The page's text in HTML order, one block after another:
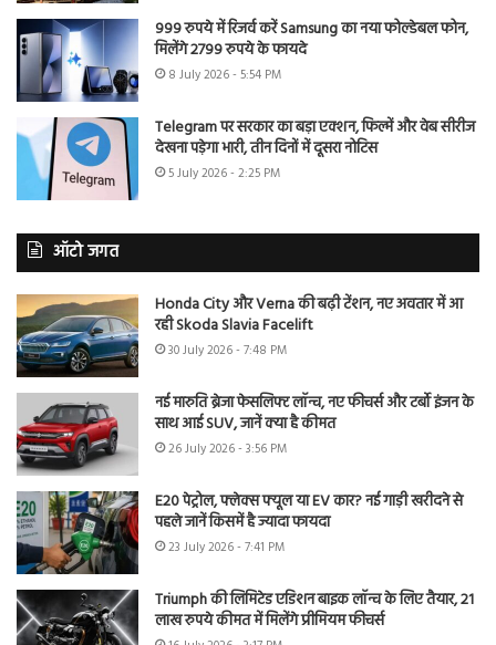
999 रुपये में रिजर्व करें Samsung का नया फोल्डेबल फोन,
मिलेंगे 2799 रुपये के फायदे
8 July 2026 - 5:54 PM
Telegram पर सरकार का बड़ा एक्शन, फिल्में और वेब सीरीज
देखना पड़ेगा भारी, तीन दिनों में दूसरा नोटिस
5 July 2026 - 2:25 PM
ऑटो जगत
Honda City और Verna की बढ़ी टेंशन, नए अवतार में आ
रही Skoda Slavia Facelift
30 July 2026 - 7:48 PM
नई मारुति ब्रेजा फेसलिफ्ट लॉन्च, नए फीचर्स और टर्बो इंजन के
साथ आई SUV, जानें क्या है कीमत
26 July 2026 - 3:56 PM
E20 पेट्रोल, फ्लेक्स फ्यूल या EV कार? नई गाड़ी खरीदने से
पहले जानें किसमें है ज्यादा फायदा
23 July 2026 - 7:41 PM
Triumph की लिमिटेड एडिशन बाइक लॉन्च के लिए तैयार, 21
लाख रुपये कीमत में मिलेंगे प्रीमियम फीचर्स